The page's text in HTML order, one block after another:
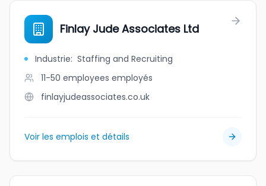
Finlay Jude Associates Ltd
Industrie: Staffing and Recruiting
11-50 employees employés
finlayjudeassociates.co.uk
Voir les emplois et détails